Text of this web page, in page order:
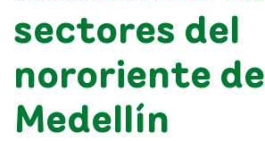
sectores del
nororiente de
Medellín